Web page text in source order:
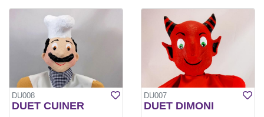
DU008
DUET CUINER
DU007
DUET DIMONI